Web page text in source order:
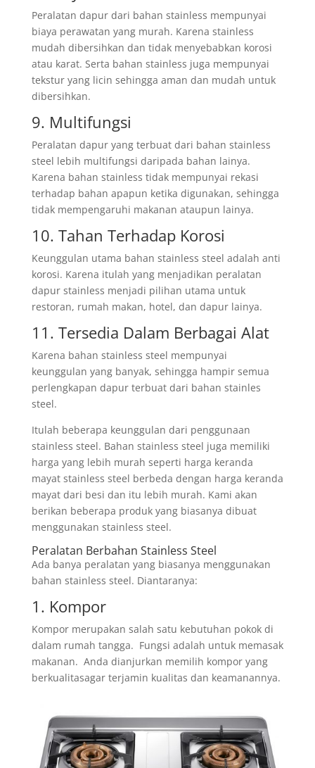
Peralatan dapur dari bahan stainless mempunyai
biaya perawatan yang murah. Karena stainless
mudah dibersihkan dan tidak menyebabkan korosi
atau karat. Serta bahan stainless juga mempunyai
tekstur yang licin sehingga aman dan mudah untuk
dibersihkan.
9. Multifungsi
Peralatan dapur yang terbuat dari bahan stainless
steel lebih multifungsi daripada bahan lainya.
Karena bahan stainless tidak mempunyai rekasi
terhadap bahan apapun ketika digunakan, sehingga
tidak mempengaruhi makanan ataupun lainya.
10. Tahan Terhadap Korosi
Keunggulan utama bahan stainless steel adalah anti
korosi. Karena itulah yang menjadikan peralatan
dapur stainless menjadi pilihan utama untuk
restoran, rumah makan, hotel, dan dapur lainya.
11. Tersedia Dalam Berbagai Alat
Karena bahan stainless steel mempunyai
keunggulan yang banyak, sehingga hampir semua
perlengkapan dapur terbuat dari bahan stainles
steel.
Itulah beberapa keunggulan dari penggunaan
stainless steel. Bahan stainless steel juga memiliki
harga yang lebih murah seperti harga keranda
mayat stainless steel berbeda dengan harga keranda
mayat dari besi dan itu lebih murah. Kami akan
berikan beberapa produk yang biasanya dibuat
menggunakan stainless steel.
Peralatan Berbahan Stainless Steel
Ada banya peralatan yang biasanya menggunakan
bahan stainless steel. Diantaranya:
1. Kompor
Kompor merupakan salah satu kebutuhan pokok di
dalam rumah tangga. Fungsi adalah untuk memasak
makanan. Anda dianjurkan memilih kompor yang
berkualitasagar terjamin kualitas dan keamanannya.